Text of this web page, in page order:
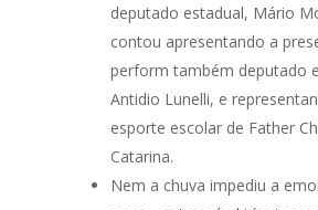
deputado estadual, Mário
contou apresentando a
perform também deputado
Antidio Lunelli, e
esporte escolar de Father
Catarina.
Nem a chuva impediu a